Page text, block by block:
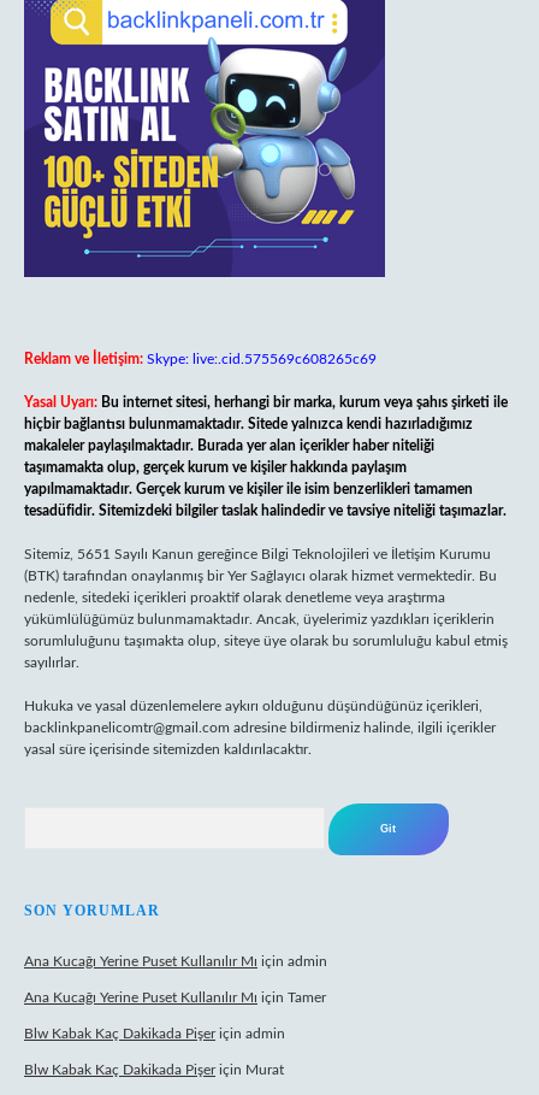
Reklam ve İletişim: Skype: live:.cid.575569c608265c69
Yasal Uyarı: Bu internet sitesi, herhangi bir marka, kurum veya şahıs şirketi ile
hiçbir bağlantısı bulunmamaktadır. Sitede yalnızca kendi hazırladığımız
makaleler paylaşılmaktadır. Burada yer alan içerikler haber niteliği
taşımamakta olup, gerçek kurum ve kişiler hakkında paylaşım
yapılmamaktadır. Gerçek kurum ve kişiler ile isim benzerlikleri tamamen
tesadüfidir. Sitemizdeki bilgiler taslak halindedir ve tavsiye niteliği taşımazlar.
Sitemiz, 5651 Sayılı Kanun gereğince Bilgi Teknolojileri ve İletişim Kurumu
(BTK) tarafından onaylanmış bir Yer Sağlayıcı olarak hizmet vermektedir. Bu
nedenle, sitedeki içerikleri proaktif olarak denetleme veya araştırma
yükümlülüğümüz bulunmamaktadır. Ancak, üyelerimiz yazdıkları içeriklerin
sorumluluğunu taşımakta olup, siteye üye olarak bu sorumluluğu kabul etmiş
sayılırlar.
Hukuka ve yasal düzenlemelere aykırı olduğunu düşündüğünüz içerikleri,
backlinkpanelicomtr@gmail.com adresine bildirmeniz halinde, ilgili içerikler
yasal süre içerisinde sitemizden kaldırılacaktır.
SON YORUMLAR
Ana Kucağı Yerine Puset Kullanılır Mı için admin
Ana Kucağı Yerine Puset Kullanılır Mı için Tamer
Blw Kabak Kaç Dakikada Pişeriçin admin
Blw Kabak Kaç Dakikada Pişeriçin Murat